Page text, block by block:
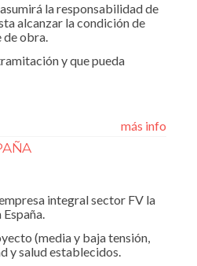
la responsabilidad de
alcanzar la condición de
de obra.
y que pueda
más info
integral sector FV la
(media y baja tensión,
y salud establecidos.